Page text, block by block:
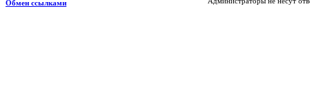
Обмен ссылками